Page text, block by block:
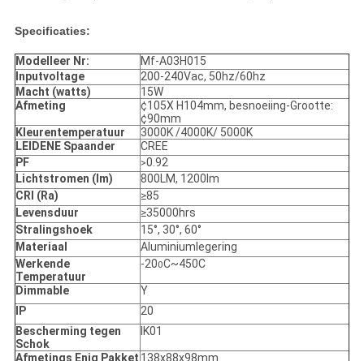
Specificaties:
Modelleer Nr:
Mf-A03H015
Inputvoltage
200-240Vac, 50hz/60hz
Macht (watts)
15W
Afmeting
¢105X H104mm, besnoeiing-Grootte:
¢90mm
Kleurentemperatuur
3000K /4000K/ 5000K
LEIDENE Spaander
CREE
PF
>0.92
Lichtstromen (lm)
800LM, 1200lm
CRI (Ra)
≥85
Levensduur
≥35000hrs
Stralingshoek
15°, 30°, 60°
Materiaal
Aluminiumlegering
Werkende
Temperatuur
-200C~450C
Dimmable
Y
IP
20
Bescherming tegen
Schok
IK01
Afmetings Enig Pakket 138x88x98mm